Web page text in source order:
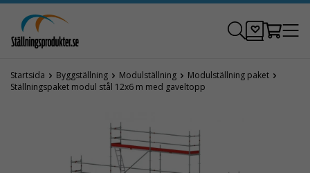
Startsida Byggställning Modulställning
Modulställning paket
Ställningspaket modul stål 12x6 m med gaveltopp